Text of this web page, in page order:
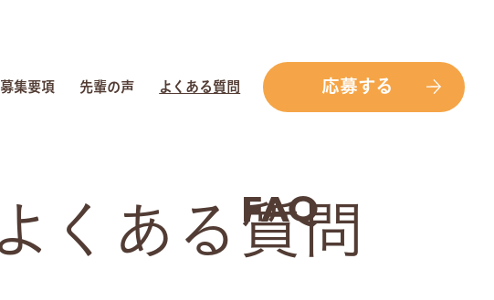
募集要項 先輩の声 よくある質問 応募する
FAQ
くある質問